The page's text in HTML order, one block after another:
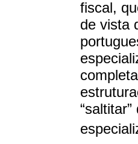
fiscal,
de vista